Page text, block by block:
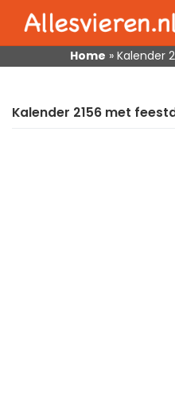
content
Home » Kalender
Kalender 2156 met